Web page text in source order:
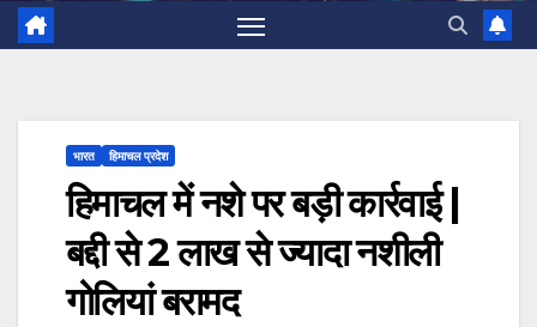
भारत हिमाचल प्रदेश
हिमाचल में नशे पर बड़ी कार्रवाई |
बद्दी से 2 लाख से ज्यादा नशीली
गोलियां बरामद